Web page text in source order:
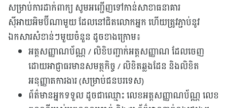
សម្រាប់ការដាក់ពាក្យ សូមអញ្ជើញទៅកាន់សាខាធនាគារ
ស៊ីអាយអិមប៊ីណាមួយ ដែលនៅជិតលោកអ្នក ហើយត្រូវភ្ជាប់នូវ
ឯកសារសំខាន់ៗមួយចំនួន ដូចខាងក្រោម៖
អត្តសញ្ញាណប័ណ្ណ / លិខិបញ្ជាក់អត្តសញ្ញាណ ដែលចេញ
ដោយអាជ្ញាធរមានសមត្ថកិច្ច / លិខិតឆ្លងដែន និងលិខិត
អនុញ្ញាតការងារ (សម្រាប់ជនបរទេស)
ព័ត៌មានអ្នកទទួល ដូចជាឈ្មោះ លេខអត្តសញ្ញាណប័ណ្ណ លេខ